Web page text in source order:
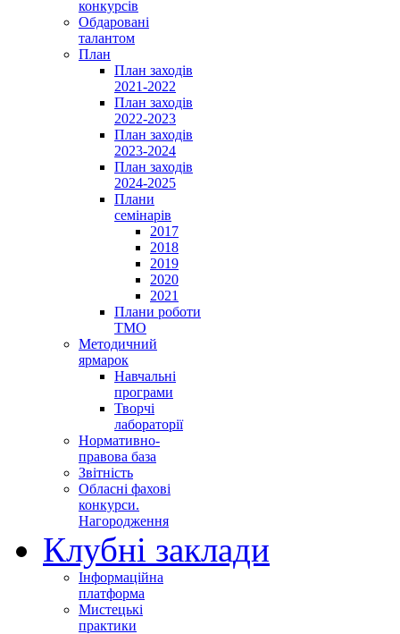
конкурсів
Обдаровані
талантом
План
План заходів
2021-2022
План заходів
2022-2023
План заходів
2023-2024
План заходів
2024-2025
Плани
семінарів
2017
2018
2019
2020
2021
Плани роботи
ТМО
Методичний
ярмарок
Навчальні
програми
Творчі
лабораторії
Нормативно-
правова база
Звітність
Обласні фахові
конкурси.
Нагородження
Клубні заклади
Інформаційна
платформа
Мистецькі
практики